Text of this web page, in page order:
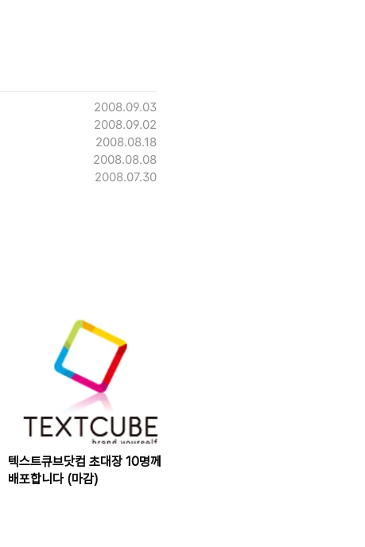
2008.09.03
2008.09.02
2008.08.18
2008.08.08
2008.07.30
텍스트큐브닷컴 초대장 10명께
배포합니다 (마감)